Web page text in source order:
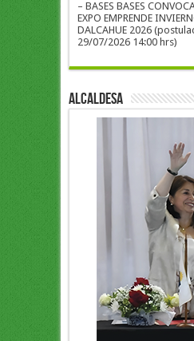
– BASES BASES
EXPO EMPRENDE
DALCAHUE 2026
29/07/2026 14:00 hrs)
ALCALDESA